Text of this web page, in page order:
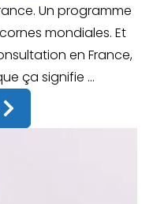
Un programme
mondiales. Et
en France,
ça signifie ...